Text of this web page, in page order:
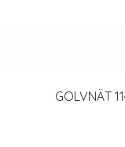
GOLVNÄT